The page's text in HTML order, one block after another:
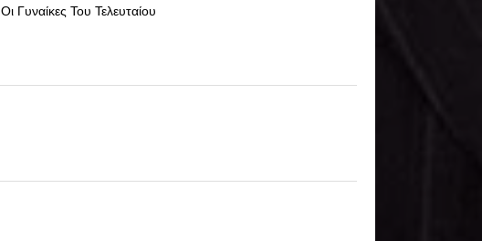
Οι Γυναίκες Του Τελευταίου